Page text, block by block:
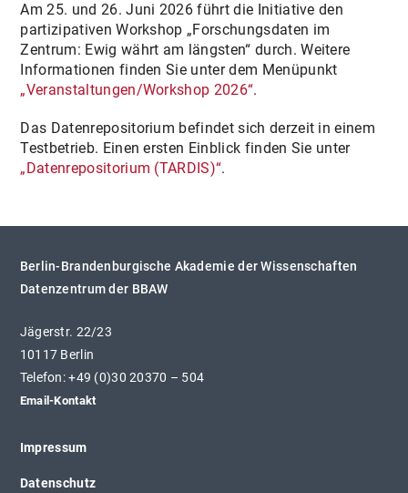
Am 25. und 26. Juni 2026 führt die Initiative den
partizipativen Workshop „Forschungsdaten im
Zentrum: Ewig währt am längsten“ durch. Weitere
Informationen finden Sie unter dem Menüpunkt
„Veranstaltungen/Workshop 2026“.
Das Datenrepositorium befindet sich derzeit in einem
Testbetrieb. Einen ersten Einblick finden Sie unter
„Datenrepositorium (TARDIS)“.
Berlin-Brandenburgische Akademie der Wissenschaften
Datenzentrum der BBAW
Jägerstr. 22/23
10117 Berlin
Telefon: +49 (0)30 20370 – 504
Email-Kontakt
Impressum
Datenschutz